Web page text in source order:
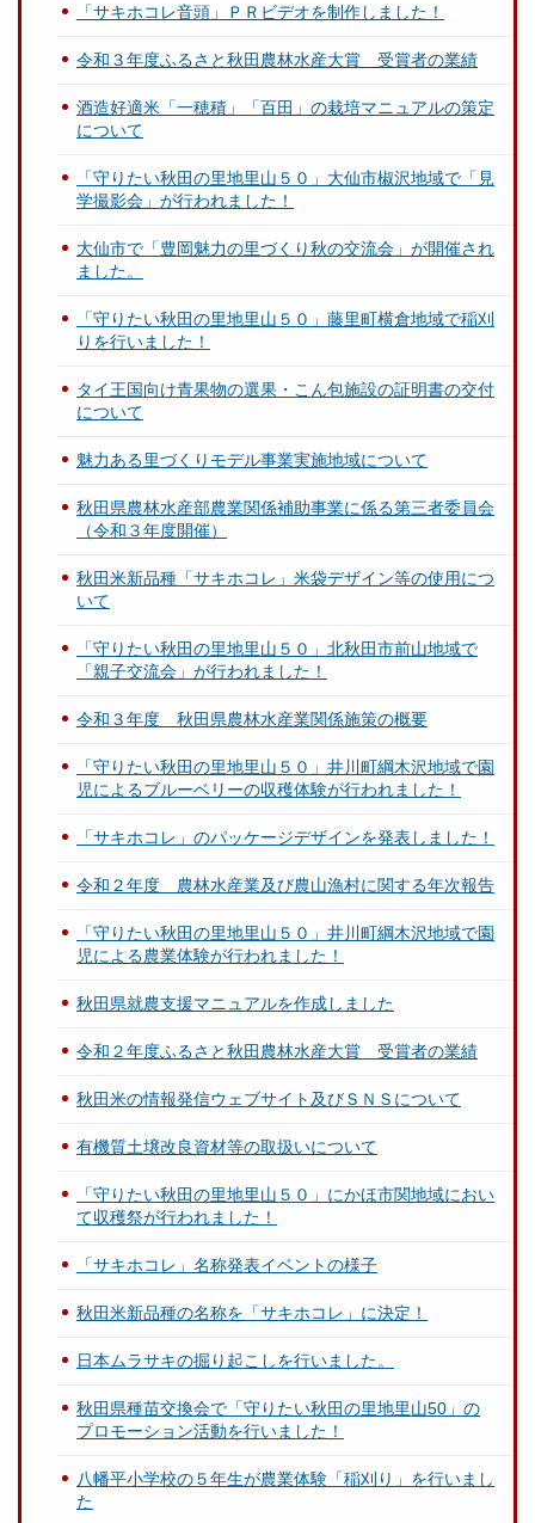
「サキホコレ音頭」ＰＲビデオを制作しました！
令和３年度ふるさと秋田農林水産大賞 受賞者の業績
酒造好適米「一穂積」「百田」の栽培マニュアルの策定
について
「守りたい秋田の里地里山５０」大仙市椒沢地域で「見
学撮影会」が行われました！
大仙市で「豊岡魅力の里づくり秋の交流会」が開催され
ました。
「守りたい秋田の里地里山５０」藤里町横倉地域で稲刈
りを行いました！
タイ王国向け青果物の選果・こん包施設の証明書の交付
について
魅力ある里づくりモデル事業実施地域について
秋田県農林水産部農業関係補助事業に係る第三者委員会
（令和３年度開催）
秋田米新品種「サキホコレ」米袋デザイン等の使用につ
いて
「守りたい秋田の里地里山５０」北秋田市前山地域で
「親子交流会」が行われました！
令和３年度 秋田県農林水産業関係施策の概要
「守りたい秋田の里地里山５０」井川町綱木沢地域で園
児によるブルーベリーの収穫体験が行われました！
「サキホコレ」のパッケージデザインを発表しました！
令和２年度 農林水産業及び農山漁村に関する年次報告
「守りたい秋田の里地里山５０」井川町綱木沢地域で園
児による農業体験が行われました！
秋田県就農支援マニュアルを作成しました
令和２年度ふるさと秋田農林水産大賞 受賞者の業績
秋田米の情報発信ウェブサイト及びＳＮＳについて
有機質土壌改良資材等の取扱いについて
「守りたい秋田の里地里山５０」にかほ市関地域におい
て収穫祭が行われました！
「サキホコレ」名称発表イベントの様子
秋田米新品種の名称を「サキホコレ」に決定！
日本ムラサキの掘り起こしを行いました。
秋田県種苗交換会で「守りたい秋田の里地里山50」の
プロモーション活動を行いました！
八幡平小学校の５年生が農業体験「稲刈り」を行いまし
た